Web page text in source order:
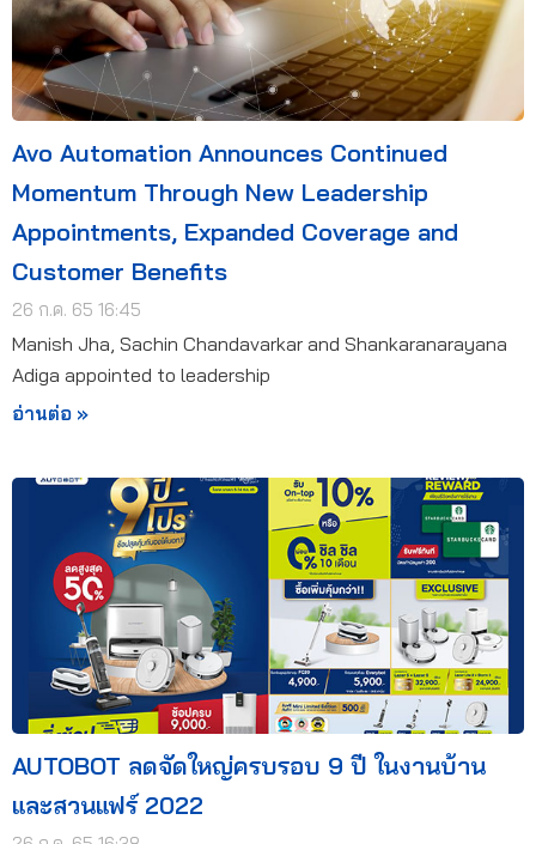
Avo Automation Announces Continued
Momentum Through New Leadership
Appointments, Expanded Coverage and
Customer Benefits
26 ก.ค. 65 16:45
Manish Jha, Sachin Chandavarkar and Shankaranarayana
Adiga appointed to leadership
อ่านต่อ »
AUTOBOT ลดจัดใหญ่ครบรอบ 9 ปี ในงานบ้าน
และสวนแฟร์ 2022